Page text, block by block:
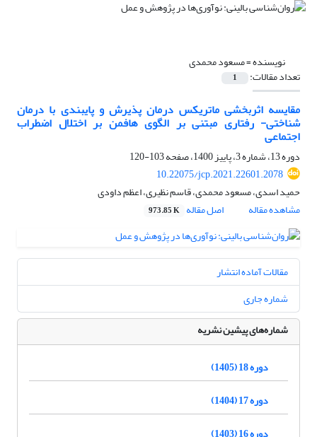
نویسنده =مسعود محمدی
تعداد مقالات: 1
مقایسه اثربخشی ماتریکس درمان پذیرش و پایبندی با درمان
شناختی- رفتاری مبتنی بر الگوی هافمن بر اختلال اضطراب
اجتماعی
دوره 13، شماره 3، پاییز 1400، صفحه
103-120
10.22075/jcp.2021.22601.2078
حمید اسدی، مسعود محمدی، قاسم نظیری، اعظم داودی
مشاهده مقاله
اصل مقاله 973.85 K
مقالات آماده انتشار
شماره جاری
شماره‌های پیشین نشریه
دوره 18 (1405)
دوره 17 (1404)